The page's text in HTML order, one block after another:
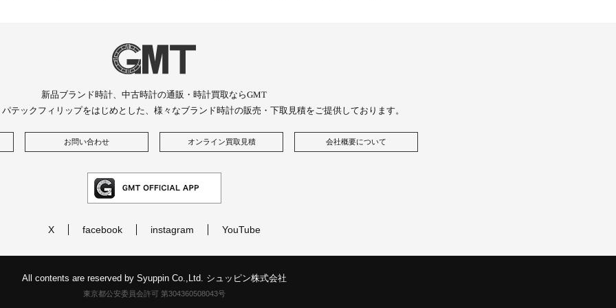
新品ブランド時計、中古時計の通販・時計買取ならGMT
テックフィリップをはじめとした、様々なブランド時計の販売・下取見積をご提供しております。
お問い合わせ オンライン買取見積 会社概要について
X facebook instagram YouTube
All contents are reserved by Syuppin Co.,Ltd. シュッピン株式会社
東京都公安委員会許可 第304360508043号